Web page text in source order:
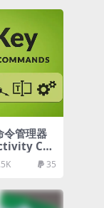
管理器
Co
35